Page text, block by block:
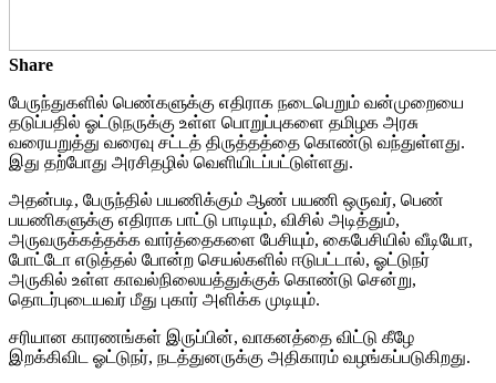
Share
பேருந்துகளில் பெண்களுக்கு எதிராக நடைபெறும் வன்முறையை
தடுப்பதில் ஓட்டுநருக்கு உள்ள பொறுப்புகளை தமிழக அரசு
வரையறுத்து வரைவு சட்டத் திருத்தத்தை கொண்டு வந்துள்ளது.
இது தற்போது அரசிதழில் வெளியிடப்பட்டுள்ளது.
அதன்படி, பேருந்தில் பயணிக்கும் ஆண் பயணி ஒருவர், பெண்
பயணிகளுக்கு எதிராக பாட்டு பாடியும், விசில் அடித்தும்,
அருவருக்கத்தக்க வார்த்தைகளை பேசியும், கைபேசியில் வீடியோ,
போட்டோ எடுத்தல் போன்ற செயல்களில் ஈடுபட்டால், ஓட்டுநர்
அருகில் உள்ள காவல்நிலையத்துக்குக் கொண்டு சென்று,
தொடர்புடையவர் மீது புகார் அளிக்க முடியும்.
சரியான காரணங்கள் இருப்பின், வாகனத்தை விட்டு கீழே
இறக்கிவிட ஓட்டுநர், நடத்துனருக்கு அதிகாரம் வழங்கப்படுகிறது.